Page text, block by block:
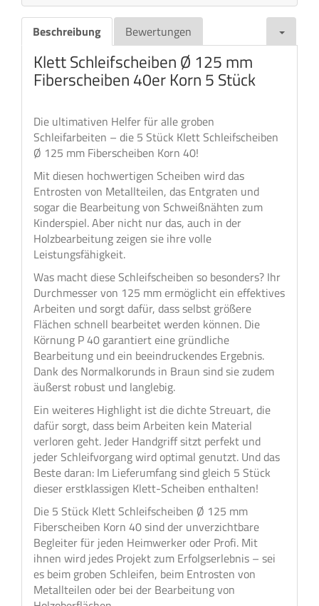
Beschreibung Bewertungen
Klett Schleifscheiben Ø 125 mm
Fiberscheiben 40er Korn 5 Stück
Die ultimativen Helfer für alle groben
Schleifarbeiten – die 5 Stück Klett Schleifscheiben
Ø 125 mm Fiberscheiben Korn 40!
Mit diesen hochwertigen Scheiben wird das
Entrosten von Metallteilen, das Entgraten und
sogar die Bearbeitung von Schweißnähten zum
Kinderspiel. Aber nicht nur das, auch in der
Holzbearbeitung zeigen sie ihre volle
Leistungsfähigkeit.
Was macht diese Schleifscheiben so besonders? Ihr
Durchmesser von 125 mm ermöglicht ein effektives
Arbeiten und sorgt dafür, dass selbst größere
Flächen schnell bearbeitet werden können. Die
Körnung P 40 garantiert eine gründliche
Bearbeitung und ein beeindruckendes Ergebnis.
Dank des Normalkorunds in Braun sind sie zudem
äußerst robust und langlebig.
Ein weiteres Highlight ist die dichte Streuart, die
dafür sorgt, dass beim Arbeiten kein Material
verloren geht. Jeder Handgriff sitzt perfekt und
jeder Schleifvorgang wird optimal genutzt. Und das
Beste daran: Im Lieferumfang sind gleich 5 Stück
dieser erstklassigen Klett-Scheiben enthalten!
Die 5 Stück Klett Schleifscheiben Ø 125 mm
Fiberscheiben Korn 40 sind der unverzichtbare
Begleiter für jeden Heimwerker oder Profi. Mit
ihnen wird jedes Projekt zum Erfolgserlebnis – sei
es beim groben Schleifen, beim Entrosten von
Metallteilen oder bei der Bearbeitung von